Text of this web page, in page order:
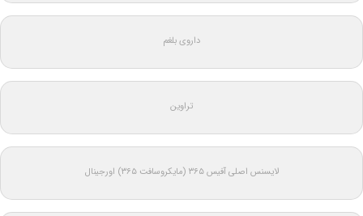
داروی بلغم
تراوین
لایسنس اصلی آفیس ۳۶۵ (مایکروسافت ۳۶۵) اورجینال